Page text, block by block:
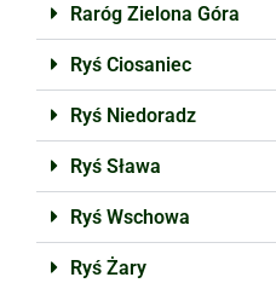
Raróg Zielona Góra
Ryś Ciosaniec
Ryś Niedoradz
Ryś Sława
Ryś Wschowa
Ryś Żary